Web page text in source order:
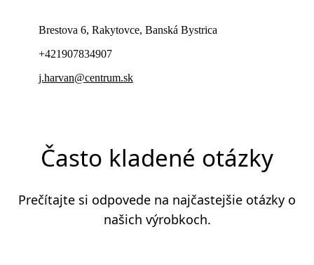
Brestova 6, Rakytovce, Banská Bystrica
+421907834907
j.harvan@centrum.sk
Často kladené otázky
Prečítajte si odpovede na najčastejšie otázky o
našich výrobkoch.